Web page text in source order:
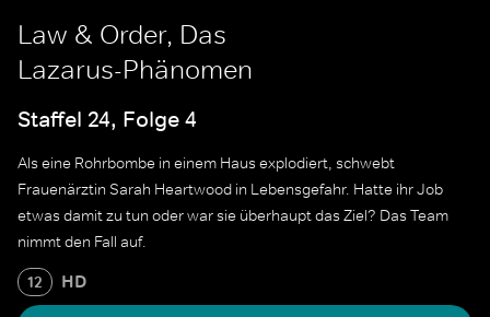
Law & Order, Das
Lazarus-Phänomen
Staffel 24, Folge 4
Als eine Rohrbombe in einem Haus explodiert, schwebt
Frauenärztin Sarah Heartwood in Lebensgefahr. Hatte ihr Job
etwas damit zu tun oder war sie überhaupt das Ziel? Das Team
nimmt den Fall auf.
12 HD